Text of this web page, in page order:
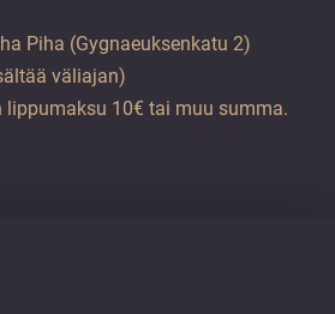
Piha (Gygnaeuksenkatu 2)
väliajan)
lippumaksu 10€ tai muu summa.